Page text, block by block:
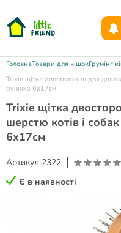
ГоловнаТовари для кішокГрумінг
Trixie щітка двостороння для
ручкою 6х17см
Trixie щітка
шерстю котів і
6х17см
Артикул 2322
Є в наявності